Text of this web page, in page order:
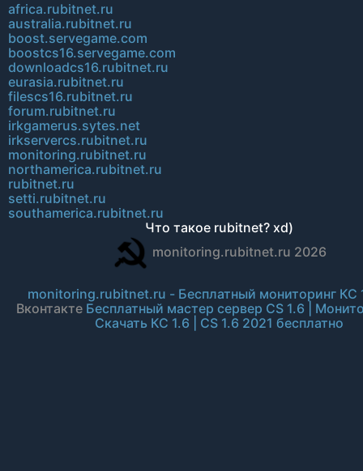
africa.rubitnet.ru
australia.rubitnet.ru
boost.servegame.com
boostcs16.servegame.com
downloadcs16.rubitnet.ru
eurasia.rubitnet.ru
filescs16.rubitnet.ru
forum.rubitnet.ru
irkgamerus.sytes.net
irkservercs.rubitnet.ru
monitoring.rubitnet.ru
northamerica.rubitnet.ru
rubitnet.ru
setti.rubitnet.ru
southamerica.rubitnet.ru
Что такое rubitnet? xd)
monitoring.rubitnet.ru 2026
monitoring.rubitnet.ru - Бесплатный мониторинг КС
Вконтакте Бесплатный мастер сервер CS 1.6 |
Скачать КС 1.6 | CS 1.6 2021 бесплатно